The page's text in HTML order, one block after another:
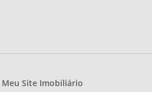
Meu Site Imobiliário